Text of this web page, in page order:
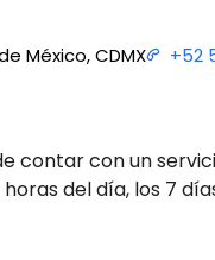
México, CDMX +52
contar con un
del día, los 7